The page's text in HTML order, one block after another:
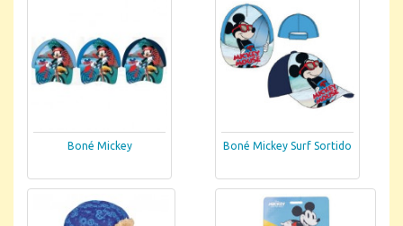
Boné Mickey Boné Mickey Surf Sortido